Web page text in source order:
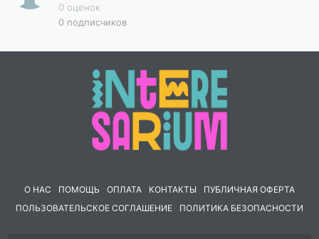
сражаться врукопашную, уничтожив несколько
солдат и взяв ещё 11 в плен.
заданий командования на фронте борьбы с
немецкими захватчиками и проявленные при этом
мужества и героизм" был удостоен звания Героя
Советского Союза
Его имя присвоено средней школе №4 города
Вязьмы Смоленской области.
0 оценок
0 подписчиков
О НАС ПОМОЩЬ ОПЛАТА КОНТАКТЫ
ПУБЛИЧНАЯ ОФЕРТА
ПОЛЬЗОВАТЕЛЬСКОЕ СОГЛАШЕНИЕ
ПОЛИТИКА БЕЗОПАСНОСТИ